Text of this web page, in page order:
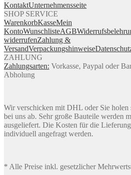
KontaktUnternehmensseite
SHOP SERVICE
WarenkorbKasseMein
KontoWunschlisteAGB
widerrufenZahlung &
VersandVerpackungshinweise
ZAHLUNG
Zahlungsarten: Vorkasse, Paypal oder
Abholung
Wir verschicken mit DHL oder Sie holen
bei uns ab. Sehr große Bauteile werden
ausgeliefert. Die Kosten für die
individuell angefragt werden.
* Alle Preise inkl. gesetzlicher